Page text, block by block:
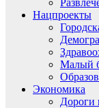
Нацпроекты
Малый
Экономика
Дороги